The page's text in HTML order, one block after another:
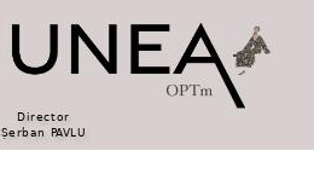
Director
Șerban PAVLU